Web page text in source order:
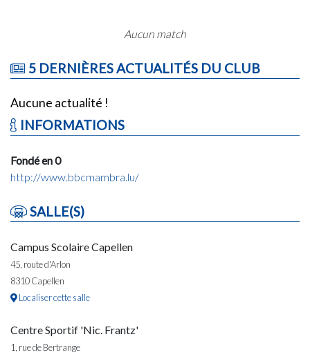
Aucun match
5 DERNIÈRES ACTUALITÉS DU CLUB
Aucune actualité !
INFORMATIONS
Fondé en 0
http://www.bbcmambra.lu/
SALLE(S)
Campus Scolaire Capellen
45, route d'Arlon
8310 Capellen
Localiser cette salle
Centre Sportif 'Nic. Frantz'
1, rue de Bertrange